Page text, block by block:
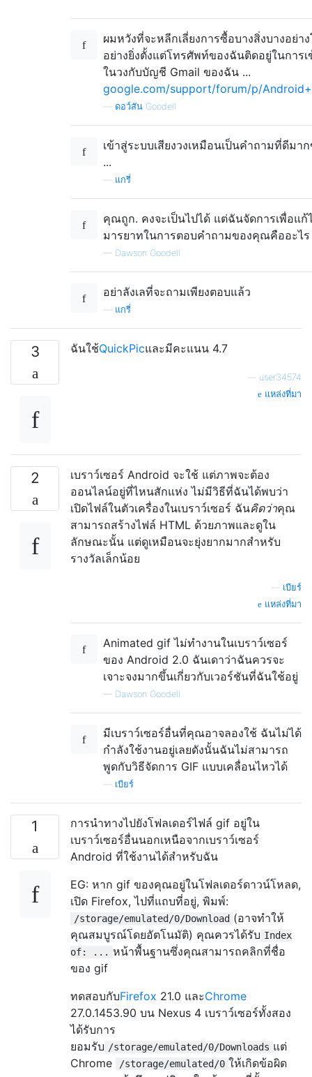
ผมหวังที่จะหลีกเลี่ยงการซื้อบางสิ่งบางอย่า
อย่างยิ่งตั้งแต่โทรศัพท์ของฉันติดอยู่ในการ
ในวงกับบัญชี Gmail ของฉัน ...
google.com/support/forum/p/
ดอว์สัน Goodell
เข้าสู่ระบบเสียงวงเหมือนเป็นคำถามที่ดีมาก
...
แกรี่
คุณถูก. คงจะเป็นไปได้ แต่ฉันจัดการเพื่อแก้
มารยาทในการตอบคำถามของคุณคืออะไร
— Dawson Goodell
อย่าลังเลที่จะถามเพียงตอบแล้ว
แกรี่
3 ฉันใช้QuickPicและมีคะแนน 4.7
user34574
แหล่งที่มา
2
เบราว์เซอร์ Android จะใช้ แต่ภาพจะต้อง
ออนไลน์อยู่ที่ไหนสักแห่ง ไม่มีวิธีที่ฉันได้พบว่า
เปิดไฟล์ในตัวเครื่องในเบราว์เซอร์ ฉันคิดว่าคุณ
สามารถสร้างไฟล์ HTML ด้วยภาพและดูใน
ลักษณะนั้น แต่ดูเหมือนจะยุ่งยากมากสำหรับ
รางวัลเล็กน้อย
เบียร์
แหล่งที่มา
Animated gif ไม่ทำงานในเบราว์เซอร์
ของ Android 2.0 ฉันเดาว่าฉันควรจะ
เจาะจงมากขึ้นเกี่ยวกับเวอร์ชันที่ฉันใช้อยู่
— Dawson Goodell
มีเบราว์เซอร์อื่นที่คุณอาจลองใช้ ฉันไม่ได้
กำลังใช้งานอยู่เลยดังนั้นฉันไม่สามารถ
พูดกับวิธีจัดการ GIF แบบเคลื่อนไหวได้
เบียร์
1
การนำทางไปยังโฟลเดอร์ไฟล์ gif อยู่ใน
เบราว์เซอร์อื่นนอกเหนือจากเบราว์เซอร์
Android ที่ใช้งานได้สำหรับฉัน
EG: หาก gif ของคุณอยู่ในโฟลเดอร์ดาวน์โหลด,
เปิด Firefox, ไปที่แถบที่อยู่, พิมพ์:
/storage/emulated/0/Download (อาจทำให้
คุณสมบูรณ์โดยอัตโนมัติ) คุณควรได้รับ Index
of: ... หน้าพื้นฐานซึ่งคุณสามารถคลิกที่ชื่อ
ของ gif
ทดสอบกับFirefox 21.0 และChrome
27.0.1453.90 บน Nexus 4 เบราว์เซอร์ทั้งสอง
ได้รับการ
ยอมรับ /storage/emulated/0/Downloads แต่
Chrome
/storage/emulated/0 ให้เกิดข้อผิด